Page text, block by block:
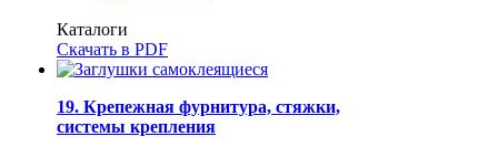
Каталоги
Скачать в PDF
19. Крепежная фурнитура, стяжки,
системы крепления